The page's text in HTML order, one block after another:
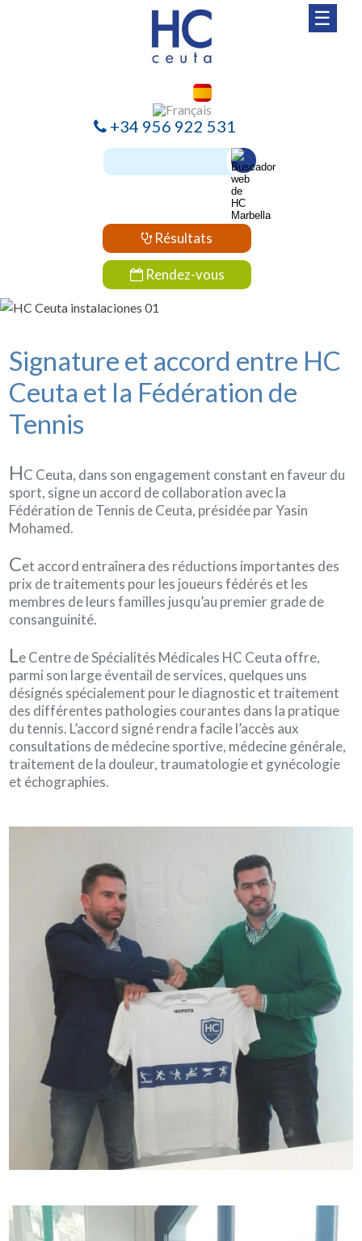
☰
+34 956 922 531
Résultats
Rendez-vous
Signature et accord entre HC
Ceuta et la Fédération de
Tennis
HC Ceuta, dans son engagement constant en faveur du
sport, signe un accord de collaboration avec la
Fédération de Tennis de Ceuta, présidée par Yasin
Mohamed.
Cet accord entraînera des réductions importantes des
prix de traitements pour les joueurs fédérés et les
membres de leurs familles jusqu’au premier grade de
consanguinité.
L e Centre de Spécialités Médicales HC Ceuta offre,
parmi son large éventail de services, quelques uns
désignés spécialement pour le diagnostic et traitement
des différentes pathologies courantes dans la pratique
du tennis. L’accord signé rendra facile l’accès aux
consultations de médecine sportive, médecine générale,
traitement de la douleur, traumatologie et gynécologie
et échographies.